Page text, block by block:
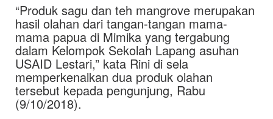
“Produk sagu dan teh mangrove merupakan
hasil olahan dari tangan-tangan mama-
mama papua di Mimika yang tergabung
dalam Kelompok Sekolah Lapang asuhan
USAID Lestari,” kata Rini di sela
memperkenalkan dua produk olahan
tersebut kepada pengunjung, Rabu
(9/10/2018).